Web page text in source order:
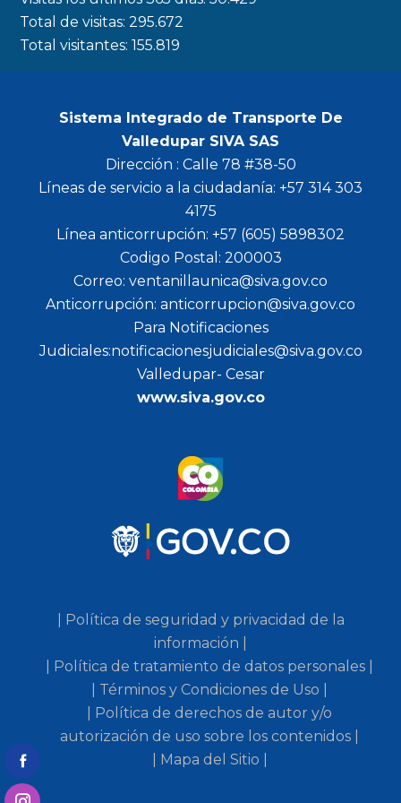
Total de visitas:295.672
Total visitantes:155.819
Sistema Integrado de Transporte De
Valledupar SIVA SAS
Dirección : Calle 78 #38-50
Líneas de servicio a la ciudadanía: +57 314 303
4175
Línea anticorrupción: +57 (605) 5898302
Codigo Postal: 200003
Correo: ventanillaunica@siva.gov.co
Anticorrupción: anticorrupcion@siva.gov.co
Para Notificaciones
Judiciales:notificacionesjudiciales@siva.gov.co
Valledupar- Cesar
www.siva.gov.co
| Política de seguridad y privacidad de la
información |
| Política de tratamiento de datos personales |
| Términos y Condiciones de Uso |
| Política de derechos de autor y/o
autorización de uso sobre los contenidos |
| Mapa del Sitio |